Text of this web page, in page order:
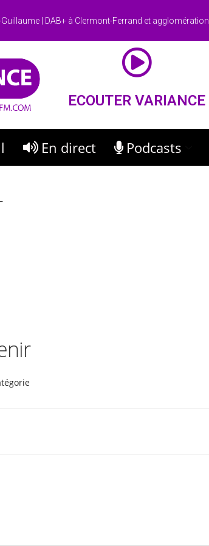
Guillaume | DAB+ à Clermont-Ferrand et agglomération
ECOUTER VARIANCE
En direct Podcasts